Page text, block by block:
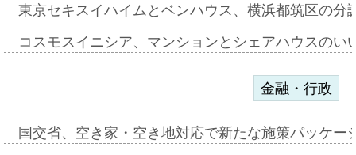
東京セキスイハイムとベンハウス、横浜都筑区の
コスモスイニシア、マンションとシェアハウスの
金融・行政
国交省、空き家・空き地対応で新たな施策パッケ